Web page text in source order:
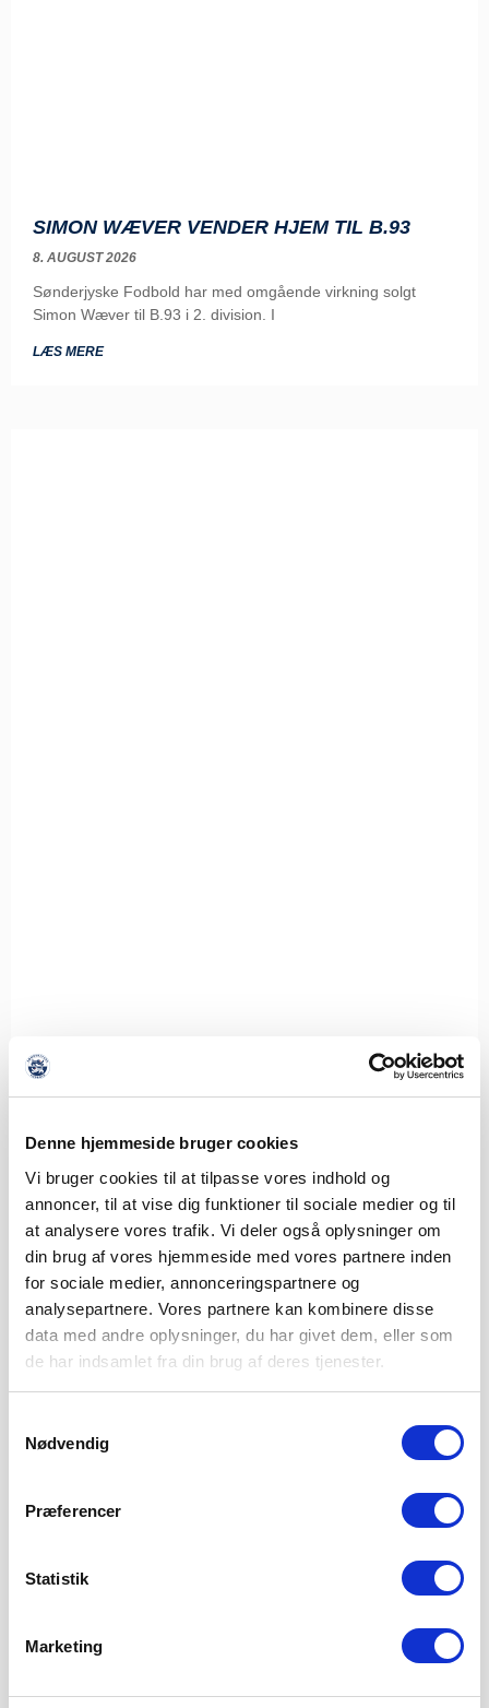
Denne hjemmeside bruger cookies
Vi bruger cookies til at tilpasse vores indhold og
annoncer, til at vise dig funktioner til sociale medier og til
at analysere vores trafik. Vi deler også oplysninger om
din brug af vores hjemmeside med vores partnere inden
for sociale medier, annonceringspartnere og
analysepartnere. Vores partnere kan kombinere disse
data med andre oplysninger, du har givet dem, eller som
de har indsamlet fra din brug af deres tjenester.
Nødvendig
Præferencer
Statistik
Marketing
SIMON WÆVER VENDER HJEM TIL B.93
8. AUGUST 2026
Sønderjyske Fodbold har med omgående virkning solgt
Simon Wæver til B.93 i 2. division. I
LÆS MERE
ISLANDSK LANDSHOLDSSPILLER TIL
MIDTERFORSVARET
8. AUGUST 2026
Sønderjyske Fodbold styrker det centrale forsvar med
tilgangen af den islandske landsholdsspiller Brynjar Ingi
Bjarnason,
LÆS MERE